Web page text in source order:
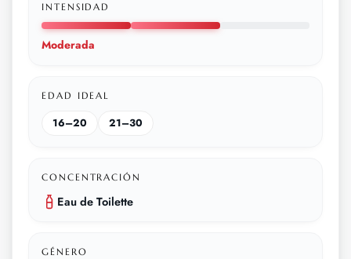
INTENSIDAD
Moderada
EDAD IDEAL
16–20 21–30
CONCENTRACIÓN
Eau de Toilette
GÉNERO